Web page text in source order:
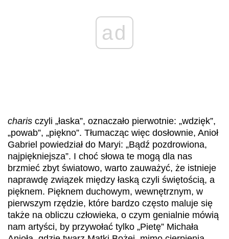
ad
charis czyli „łaska”, oznaczało pierwotnie: „wdzięk”,
„powab”, „piękno”. Tłumacząc więc dosłownie, Anioł
Gabriel powiedział do Maryi: „Bądź pozdrowiona,
najpiękniejsza”. I choć słowa te mogą dla nas
brzmieć zbyt światowo, warto zauważyć, że istnieje
naprawdę związek między łaską czyli świętością, a
pięknem. Pięknem duchowym, wewnętrznym, w
pierwszym rzędzie, które bardzo często maluje się
także na obliczu człowieka, o czym genialnie mówią
nam artyści, by przywołać tylko „Pietę” Michała